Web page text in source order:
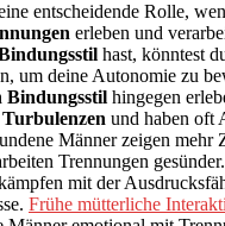
entscheidende Rolle,
erleben und
hast, könntest
um deine Autonomie zu
Bindungsstil hingegen
und haben oft
Männer zeigen mehr
Trennungen
mit der
Frühe mütterliche